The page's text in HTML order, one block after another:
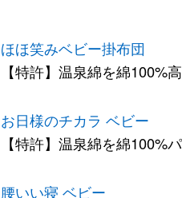
ほほ笑みベビー掛布団
【特許】温泉綿を綿100%
お日様のチカラ ベビー
【特許】温泉綿を綿100%
腰いい寝 ベビー